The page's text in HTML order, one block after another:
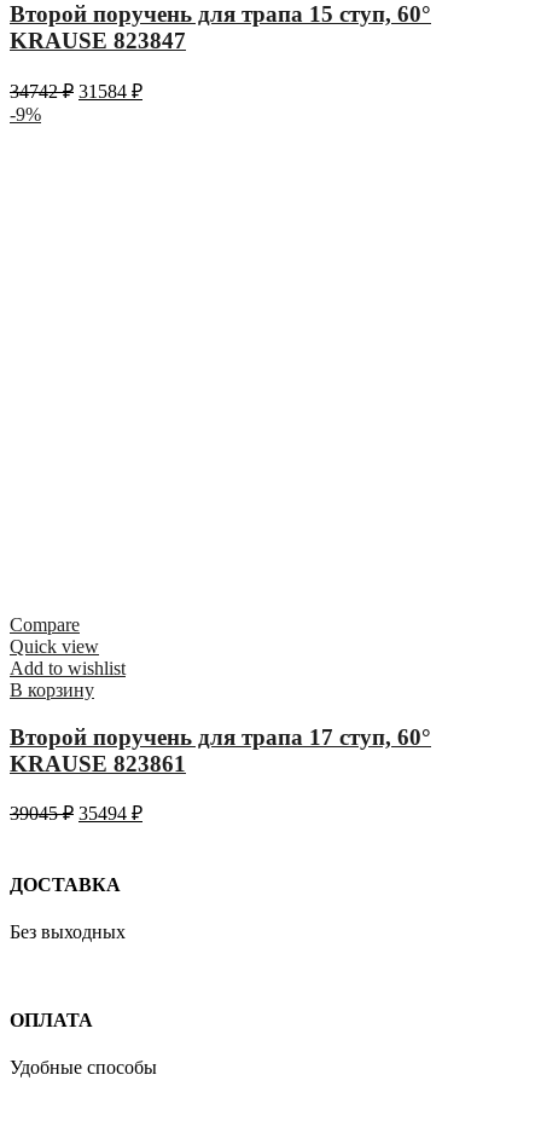
Второй поручень для трапа 15 ступ, 60°
KRAUSE 823847
34742₽ 31584 ₽
-9%
Compare
Quick view
Add to wishlist
В корзину
Второй поручень для трапа 17 ступ, 60°
KRAUSE 823861
39045₽ 35494 ₽
ДОСТАВКА
Без выходных
ОПЛАТА
Удобные способы